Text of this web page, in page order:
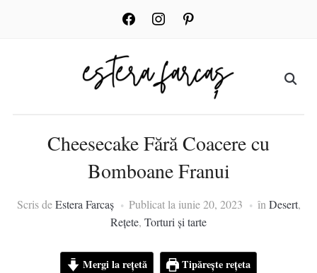
facebook instagrampinterest
Cheesecake Fără Coacere cu
Bomboane Franui
Scris deEstera Farcaș Publicat la iunie 20, 2023 în Desert,
Rețete, Torturi și tarte
Mergi la rețetă Tipărește rețeta